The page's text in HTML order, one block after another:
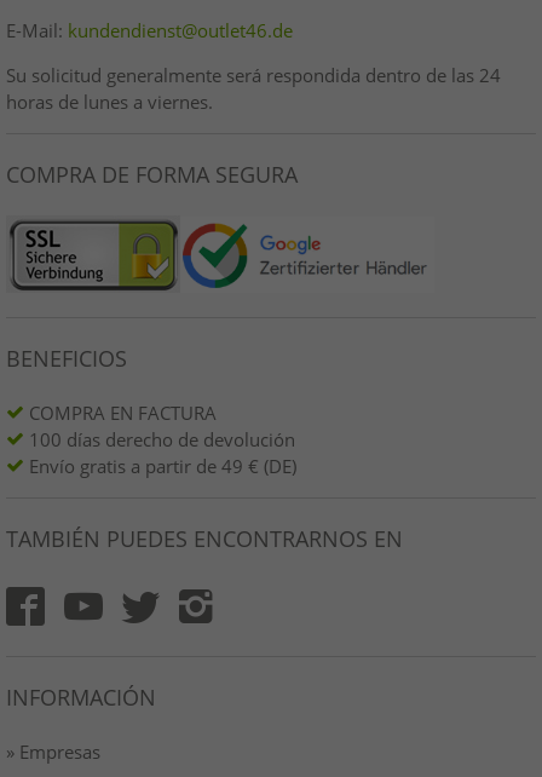
E-Mail: kundendienst@outlet46.de
Su solicitud generalmente será respondida dentro de las 24
horas de lunes a viernes.
COMPRA DE FORMA SEGURA
BENEFICIOS
COMPRA EN FACTURA
100 días derecho de devolución
Envío gratis a partir de 49 € (DE)
TAMBIÉN PUEDES ENCONTRARNOS EN
INFORMACIÓN
» Empresas